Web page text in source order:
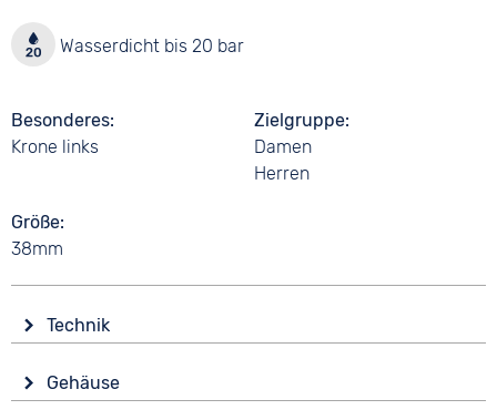
Wasserdicht bis 20 bar
Besonderes
Krone links
Zielgruppe
Damen
Herren
Größe
38mm
Technik
Batterie (Quarz)
Gehäuse